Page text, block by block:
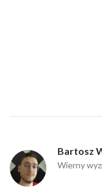
Bartosz
Wierny